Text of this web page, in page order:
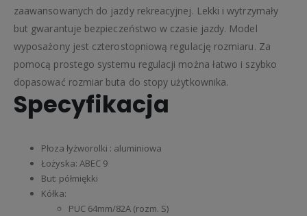
zaawansowanych do jazdy rekreacyjnej. Lekki i wytrzymały
but gwarantuje bezpieczeństwo w czasie jazdy. Model
wyposażony jest czterostopniową regulację rozmiaru. Za
pomocą prostego systemu regulacji można łatwo i szybko
dopasować rozmiar buta do stopy użytkownika.
Specyfikacja
Płoza łyżworolki : aluminiowa
Łożyska: ABEC 9
But: półmiękki
Kółka:
PUC 64mm/82A (rozm. S)